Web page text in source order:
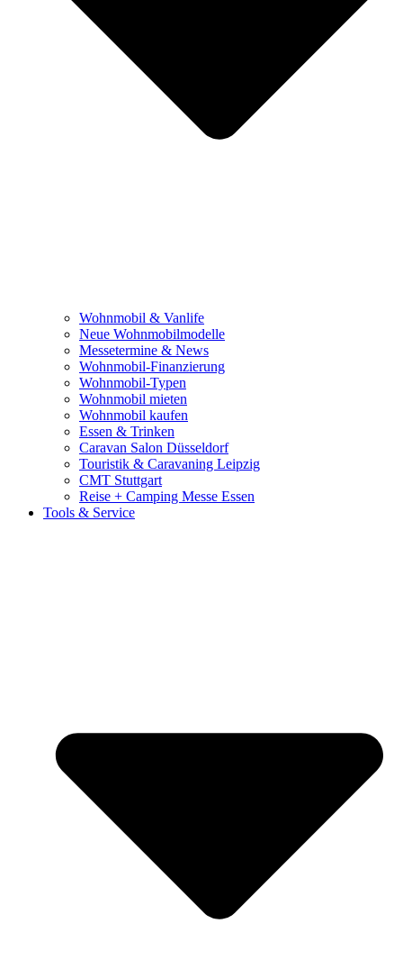
Wohnmobil & Vanlife
Neue Wohnmobilmodelle
Messetermine & News
Wohnmobil-Finanzierung
Wohnmobil-Typen
Wohnmobil mieten
Wohnmobil kaufen
Essen & Trinken
Caravan Salon Düsseldorf
Touristik & Caravaning Leipzig
CMT Stuttgart
Reise + Camping Messe Essen
Tools & Service